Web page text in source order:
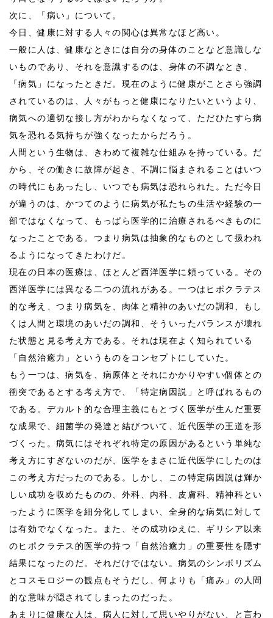
次に、「病い」について。
今日、健康に対する人々の関心は異常なほど高い。
一般に人は、健康なときには自分の身体のことなど意識しな
いものであり、それを意識するのは、身体の不調なとき、
「病気」になったときだ。現在のように健康がことさら強調
されているのは、人々がもっと健康になりたいというより、
病気への適切な接し方がわからなくなって、ただひたすら病
気を恐れる気持ちが強くなったからだろう。
人間という生物は、きわめて複雑な仕組みを持っている。だ
から、その働きに故障が起き、不調に悩まされることはいつ
の時代にもあったし、いつでも病気は恐れられた。ただ今日
が違うのは、かつてのように病気が私たちの生活や経験の一
部ではなくなって、もっぱら医学的に治療されるべきものに
なったことである。つまり病気は抽象的なものとして扱われ
るようになってきたわけだ。
現在の日本の医療は、ほとんど西洋医学に頼っている。その
西洋医学には異なる二つの流れがある。一つはヒポクラテス
的な考え、つまり病気を、肉体と精神のあいだの調和、もし
くは人間と環境のあいだの調和、そういったバランスが壊れ
た状態と見る考え方である。それは現在よく知られている
「自然治癒力」というものをコンセプトにしていた。
もう一つは、病気を、病原体とそれにかかりやすい個体との
衝突であるとする考え方で、「特定病因説」と呼ばれるもの
である。デカルト的な合理主義にもとづく医学が生んだ重要
な成果で、細菌学の発達と結びついて、近代医学の王道を形
づくった。病気にはそれぞれ特定の原因があるという単純な
考え方にすぎないのだが、医学をまさに近代医学にしたのは
この考え方だったのである。しかし、この特定病因説は輝か
しい成功を収めたものの、外科、内科、皮膚科、精神科とい
ったように医学を細分化してしまい、全身的な病気に対して
は有効でなくなった。また、その成功ゆえに、ギリシア以来
のヒポクラテス的医学の持つ「自然治癒力」の重要性を隠す
結果になったのだ。それだけではない。病気のシンボリズム
とコスモロジーの観点もそうだし、何よりも「痛み」の人間
的な意味が隠されてしまったのだった。
あまりに健康な人は、病人に対して思いやりがない、と言わ